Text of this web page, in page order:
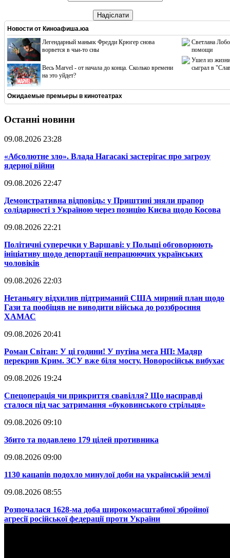
Надіслати
Новости от Киноафиша.юа
Легендарный маньяк Фредди Крюгер снова
ворвется в чьи-то сны
Весь Marvel - от начала до конца. Сколько времени
на это уйдет?
Светлана
помощи
Ушел из жизни
сыграл в
Ожидаемые премьеры в кинотеатрах
Останні новини
09.08.2026 23:28
​«Абсолютне зло». Влада Нагасакі застерігає про загрозу
ядерної війни
09.08.2026 22:47
​Демонстративна відповідь: у Приштині зняли прапор
солідарності з Україною через позицію Києва щодо Косова
09.08.2026 22:21
​Політичні суперечки у Варшаві: у Польщі обговорюють
ініціативу щодо депортації непрацюючих українських
чоловіків
09.08.2026 22:03
​Нетаньягу відхилив підтриманий США мирний план щодо
Гази та пообіцяв не виводити війська до роззброєння
ХАМАС
09.08.2026 20:41
​Роман Світан: У ці години! У путіна мега НП: Мадяр
перекрив Крим. ЗСУ вже біля мосту. Новоросійськ вибухає
09.08.2026 19:24
​Спецоперація чи прикриття свавілля? Що насправді
сталося під час затримання «буковинського стрільця»
09.08.2026 09:10
​Збито та подавлено 179 цілей противника
09.08.2026 09:00
​1130 кацапів подохло минулої доби на українській землі
09.08.2026 08:55
​Розпочалася 1628-ма доба широкомасштабної збройної
агресії російської федерації проти України